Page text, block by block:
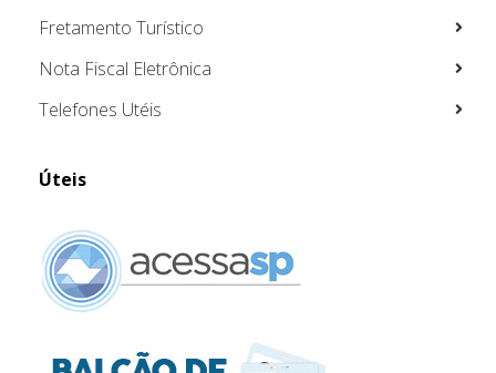
Fretamento Turístico
Nota Fiscal Eletrônica
Telefones Utéis
Úteis